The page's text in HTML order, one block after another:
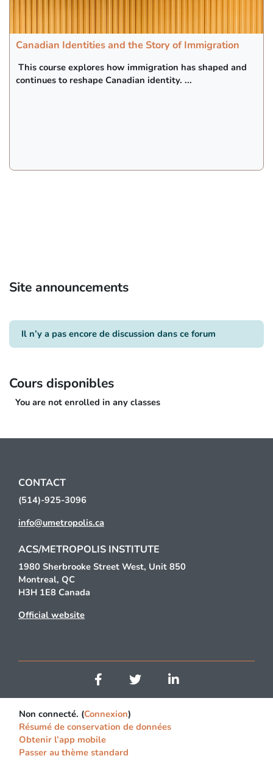
Canadian Identities and the Story of Immigration
This course explores how immigration has shaped and
continues to reshape Canadian identity. ...
Site announcements
Il n’y a pas encore de discussion dans ce forum
Cours disponibles
CONTACT
(514)-925-3096
info@umetropolis.ca
ACS/METROPOLIS INSTITUTE
1980 Sherbrooke Street West, Unit 850
Montreal, QC
H3H 1E8 Canada
Official website
Non connecté. (Connexion)
Résumé de conservation de données
Obtenir l’app mobile
Passer au thème standard